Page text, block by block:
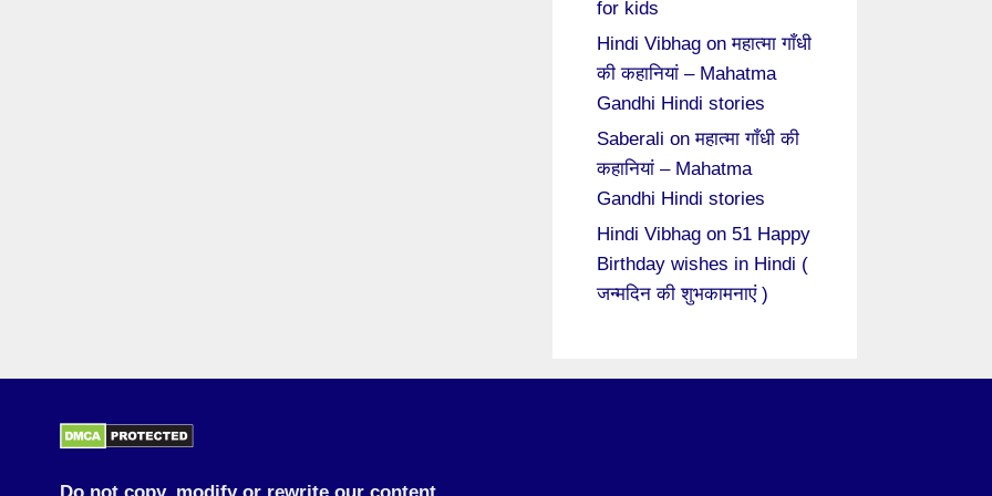
for kids
Hindi Vibhag onमहात्मा गाँधी
की कहानियां – Mahatma
Gandhi Hindi stories
Saberali onमहात्मा गाँधी की
कहानियां – Mahatma
Gandhi Hindi stories
Hindi Vibhag on 51 Happy
Birthday wishes in Hindi (
जन्मदिन की शुभकामनाएं )